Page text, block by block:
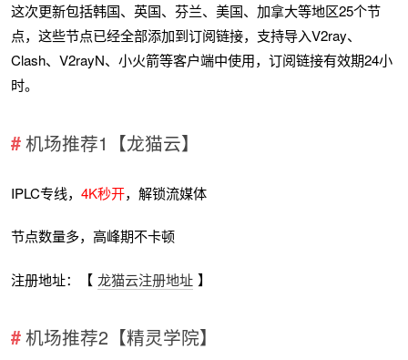
这次更新包括韩国、英国、芬兰、美国、加拿大等地区25个节
点，这些节点已经全部添加到订阅链接，支持导入V2ray、
Clash、V2rayN、小火箭等客户端中使用，订阅链接有效期24小
时。
机场推荐1【龙猫云】
IPLC专线，4K秒开，解锁流媒体
节点数量多，高峰期不卡顿
注册地址：【 龙猫云注册地址 】
机场推荐2【精灵学院】